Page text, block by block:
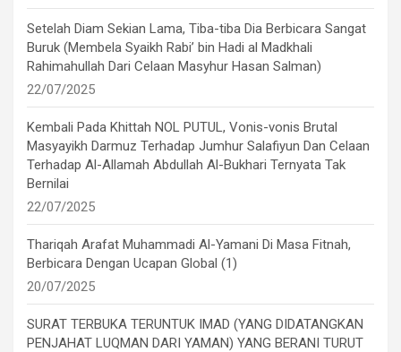
Setelah Diam Sekian Lama, Tiba-tiba Dia Berbicara Sangat
Buruk (Membela Syaikh Rabi’ bin Hadi al Madkhali
Rahimahullah Dari Celaan Masyhur Hasan Salman)
22/07/2025
Kembali Pada Khittah NOL PUTUL, Vonis-vonis Brutal
Masyayikh Darmuz Terhadap Jumhur Salafiyun Dan Celaan
Terhadap Al-Allamah Abdullah Al-Bukhari Ternyata Tak
Bernilai
22/07/2025
Thariqah Arafat Muhammadi Al-Yamani Di Masa Fitnah,
Berbicara Dengan Ucapan Global (1)
20/07/2025
SURAT TERBUKA TERUNTUK IMAD (YANG DIDATANGKAN
PENJAHAT LUQMAN DARI YAMAN) YANG BERANI TURUT